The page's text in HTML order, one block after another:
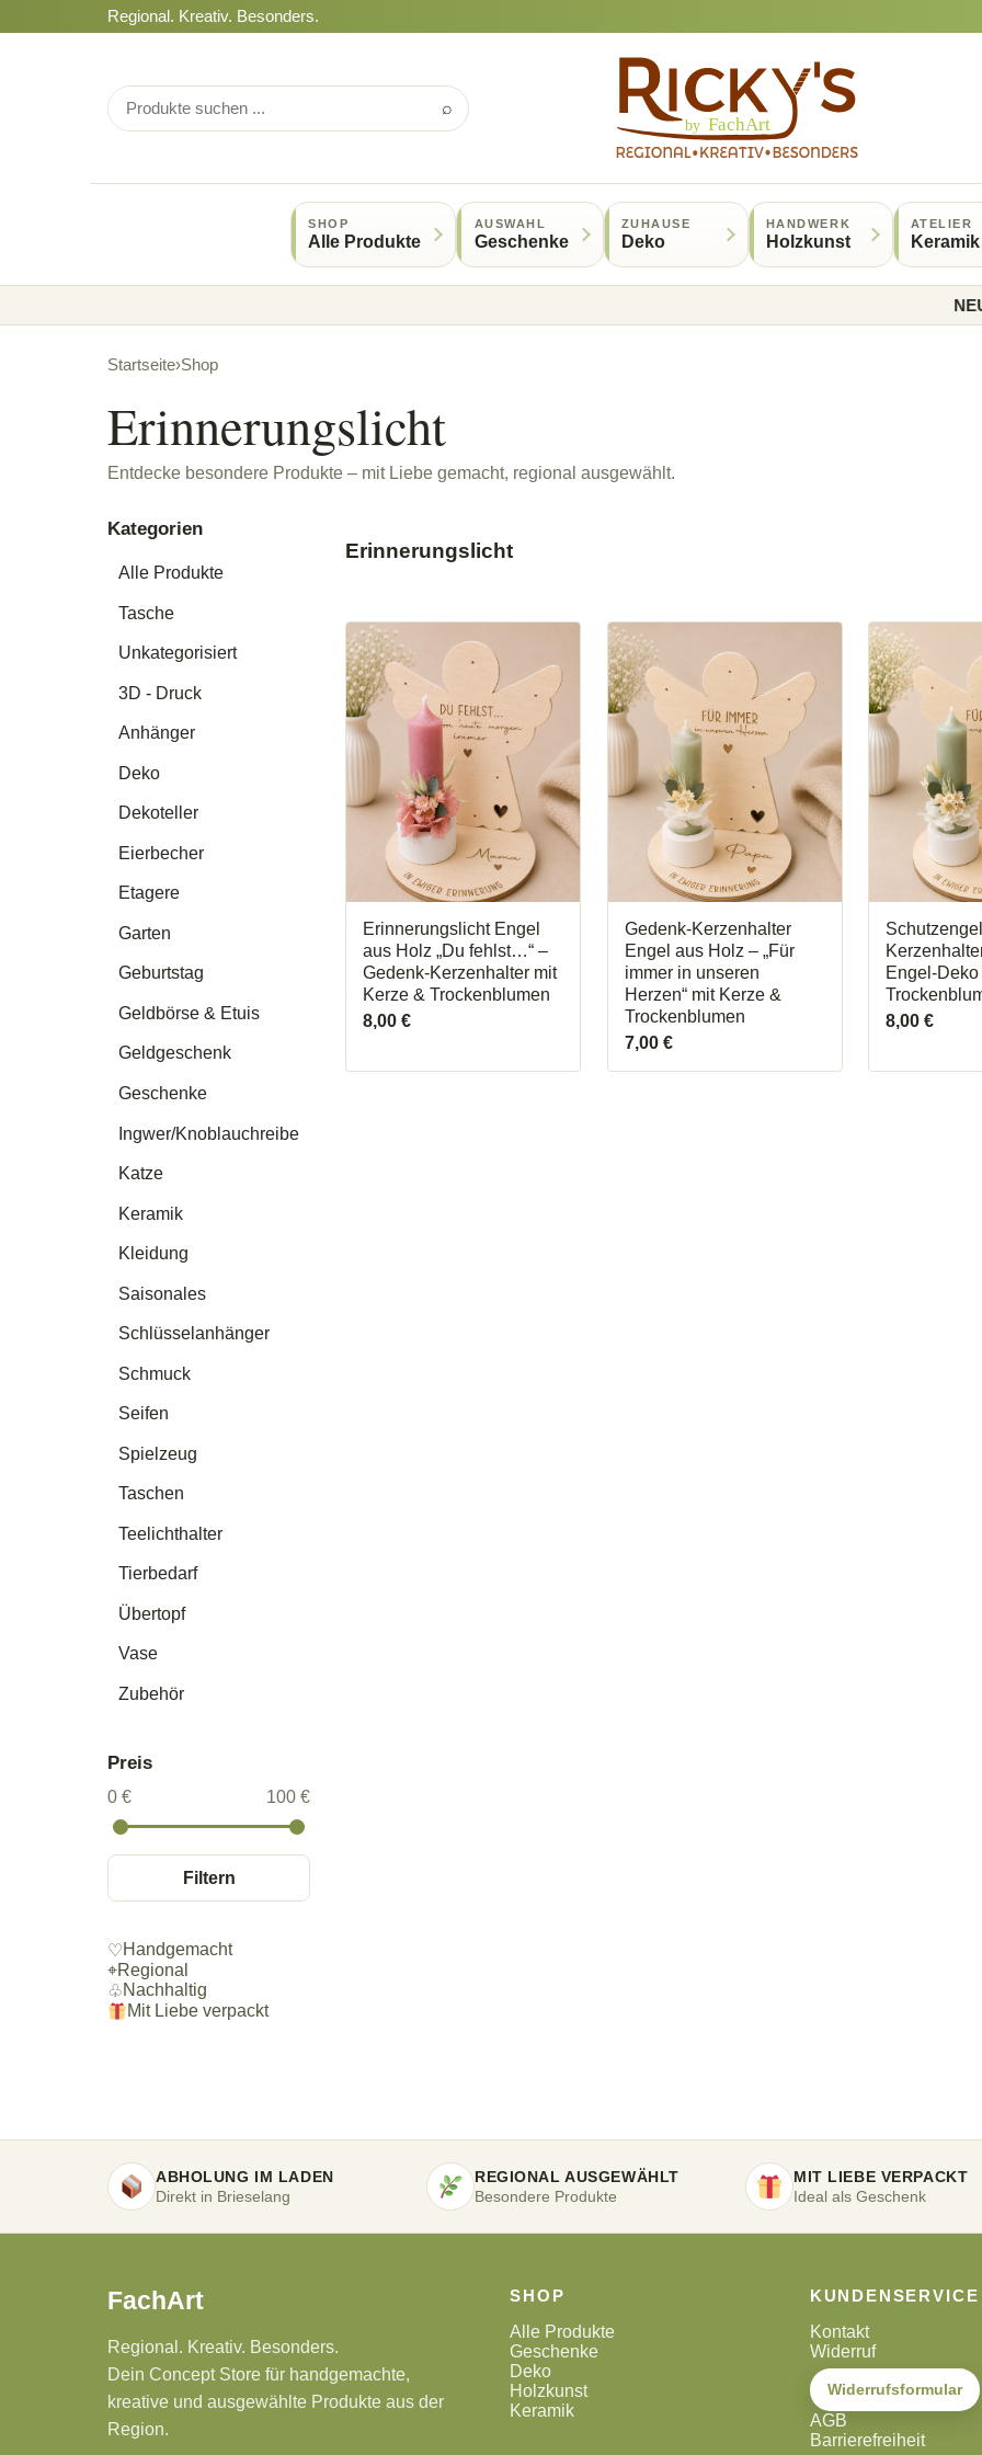
Regional. Kreativ. Besonders.
⌕
SHOP
Alle Produkte
AUSWAHL
Geschenke
ZUHAUSE
Deko
HANDWERK
Holzkunst
ATELIER
Keramik
NEU
Startseite›Shop
Erinnerungslicht
Entdecke besondere Produkte – mit Liebe gemacht, regional ausgewählt.
Kategorien
Alle Produkte
Tasche
Unkategorisiert
3D - Druck
Anhänger
Deko
Dekoteller
Eierbecher
Etagere
Garten
Geburtstag
Geldbörse & Etuis
Geldgeschenk
Geschenke
Ingwer/Knoblauchreibe
Katze
Keramik
Kleidung
Saisonales
Schlüsselanhänger
Schmuck
Seifen
Spielzeug
Taschen
Teelichthalter
Tierbedarf
Übertopf
Vase
Zubehör
Preis
0 € 100 €
Filtern
♡Handgemacht
⌖Regional
♧Nachhaltig
Mit Liebe verpackt
Erinnerungslicht
Erinnerungslicht Engel
aus Holz „Du fehlst…“ –
Gedenk-Kerzenhalter mit
Kerze & Trockenblumen
8,00€
Gedenk-Kerzenhalter
Engel aus Holz – „Für
immer in unseren
Herzen“ mit Kerze &
Trockenblumen
7,00 €
Engel-
8,00€
ABHOLUNG IM LADEN
Direkt in Brieselang
REGIONAL AUSGEWÄHLT
Besondere Produkte
MIT LIEBE VERPACKT
Ideal als Geschenk
FachArt
Regional. Kreativ. Besonders.
Dein Concept Store für handgemachte,
kreative und ausgewählte Produkte aus der
Region.
SHOP
Alle Produkte
Geschenke
Deko
Holzkunst
Keramik
KUNDENSERVICE
Kontakt
Widerruf
Widerrufsformular
AGB
Barrierefreiheit